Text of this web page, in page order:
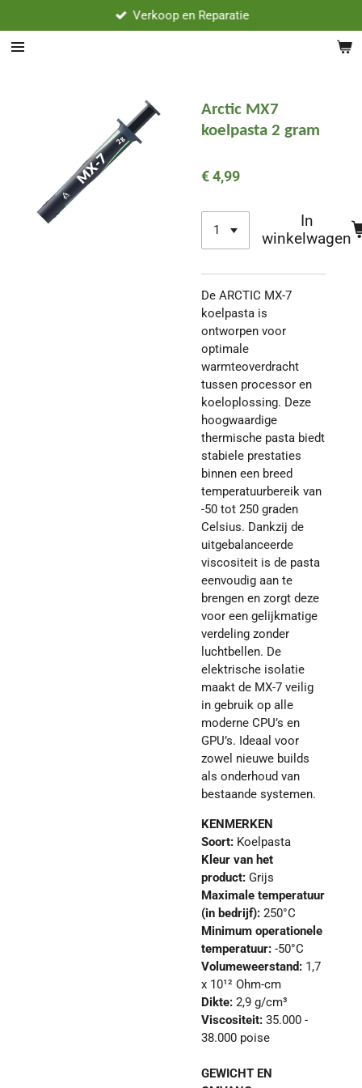
direct
naar
Verkoop en Reparatie
Arctic MX7
koelpasta 2 gram
€ 4,99
In
winkelwagen
De ARCTIC MX-7
koelpasta is
ontworpen voor
optimale
warmteoverdracht
tussen processor en
koeloplossing. Deze
hoogwaardige
thermische pasta biedt
stabiele prestaties
binnen een breed
temperatuurbereik van
-50 tot 250 graden
Celsius. Dankzij de
uitgebalanceerde
viscositeit is de pasta
eenvoudig aan te
brengen en zorgt deze
voor een gelijkmatige
verdeling zonder
luchtbellen. De
elektrische isolatie
maakt de MX-7 veilig
in gebruik op alle
moderne CPU’s en
GPU’s. Ideaal voor
zowel nieuwe builds
als onderhoud van
bestaande systemen.
KENMERKEN
Soort: Koelpasta
Kleur van het
product: Grijs
Maximale temperatuur
(in bedrijf): 250°C
Minimum operationele
temperatuur: -50°C
Volumeweerstand: 1,7
x 10¹² Ohm-cm
Dikte: 2,9 g/cm³
Viscositeit: 35.000 -
38.000 poise
GEWICHT EN